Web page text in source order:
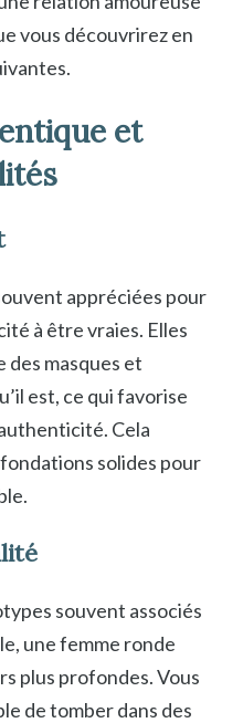
vous découvrirez en
et
appréciées pour
à être vraies. Elles
des masques et
est, ce qui favorise
Cela
solides pour
souvent associés
une femme ronde
plus profondes. Vous
de tomber dans des